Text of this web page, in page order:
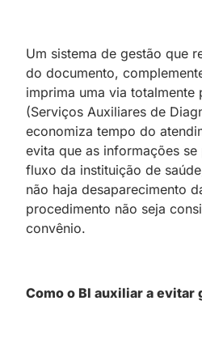
Um sistema de gestão que
do documento,
imprima uma via totalmente
(Serviços Auxiliares de
economiza tempo do
evita que as informações
fluxo da instituição de
não haja desaparecimento
procedimento não seja
convênio.
Como o BI auxiliar a evitar